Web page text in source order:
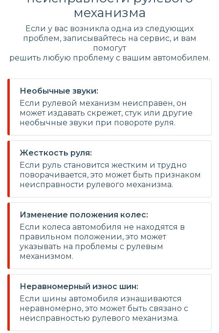
механизма
Если у вас возникла одна из следующих
проблем, записывайтесь на сервис, и вам
помогут
решить любую проблему с вашим автомобилем.
Необычные звуки:
Если рулевой механизм неисправен, он
может издавать скрежет, стук или другие
необычные звуки при повороте руля.
Жесткость руля:
Если руль становится жестким и трудно
поворачивается, это может быть признаком
неисправности рулевого механизма.
Изменение положения колес:
Если колеса автомобиля не находятся в
правильном положении, это может
указывать на проблемы с рулевым
механизмом.
Неравномерный износ шин:
Если шины автомобиля изнашиваются
неравномерно, это может быть связано с
неисправностью рулевого механизма.